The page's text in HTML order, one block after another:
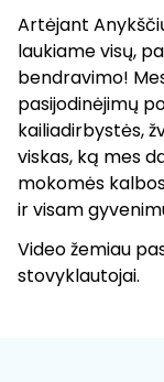
Artėjant
laukiame visų,
bendravimo!
pasijodinėjimų
kailiadirbystės,
viskas, ką mes
mokomės
ir visam
Video žemiau
stovyklautojai.